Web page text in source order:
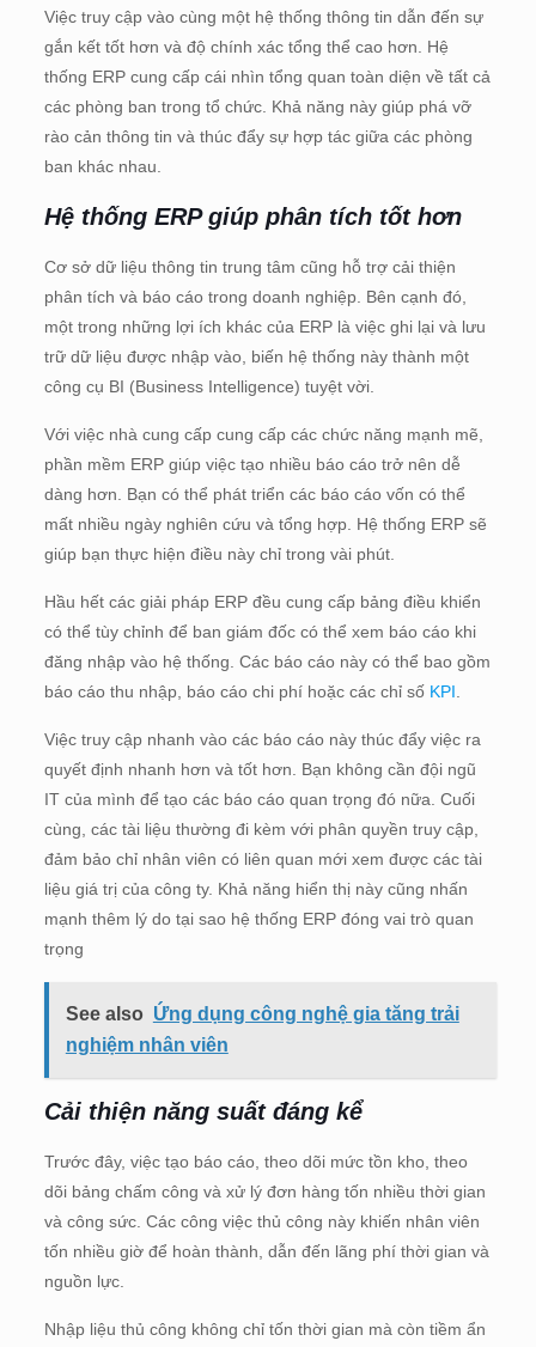
Việc truy cập vào cùng một hệ thống thông tin dẫn đến sự
gắn kết tốt hơn và độ chính xác tổng thể cao hơn. Hệ
thống ERP cung cấp cái nhìn tổng quan toàn diện về tất cả
các phòng ban trong tổ chức. Khả năng này giúp phá vỡ
rào cản thông tin và thúc đẩy sự hợp tác giữa các phòng
ban khác nhau.
Hệ thống ERP giúp phân tích tốt hơn
Cơ sở dữ liệu thông tin trung tâm cũng hỗ trợ cải thiện
phân tích và báo cáo trong doanh nghiệp. Bên cạnh đó,
một trong những lợi ích khác của ERP là việc ghi lại và lưu
trữ dữ liệu được nhập vào, biến hệ thống này thành một
công cụ BI (Business Intelligence) tuyệt vời.
Với việc nhà cung cấp cung cấp các chức năng mạnh mẽ,
phần mềm ERP giúp việc tạo nhiều báo cáo trở nên dễ
dàng hơn. Bạn có thể phát triển các báo cáo vốn có thể
mất nhiều ngày nghiên cứu và tổng hợp. Hệ thống ERP sẽ
giúp bạn thực hiện điều này chỉ trong vài phút.
Hầu hết các giải pháp ERP đều cung cấp bảng điều khiển
có thể tùy chỉnh để ban giám đốc có thể xem báo cáo khi
đăng nhập vào hệ thống. Các báo cáo này có thể bao gồm
báo cáo thu nhập, báo cáo chi phí hoặc các chỉ số KPI
Việc truy cập nhanh vào các báo cáo này thúc đẩy việc ra
quyết định nhanh hơn và tốt hơn. Bạn không cần đội ngũ
IT của mình để tạo các báo cáo quan trọng đó nữa. Cuối
cùng, các tài liệu thường đi kèm với phân quyền truy cập,
đảm bảo chỉ nhân viên có liên quan mới xem được các tài
liệu giá trị của công ty. Khả năng hiển thị này cũng nhấn
mạnh thêm lý do tại sao hệ thống ERP đóng vai trò quan
trọng
See also Ứng dụng công nghệ gia tăng trải
nghiệm nhân viên
Cải thiện năng suất đáng kể
Trước đây, việc tạo báo cáo, theo dõi mức tồn kho, theo
dõi bảng chấm công và xử lý đơn hàng tốn nhiều thời gian
và công sức. Các công việc thủ công này khiến nhân viên
tốn nhiều giờ để hoàn thành, dẫn đến lãng phí thời gian và
nguồn lực.
Nhập liệu thủ công không chỉ tốn thời gian mà còn tiềm ẩn